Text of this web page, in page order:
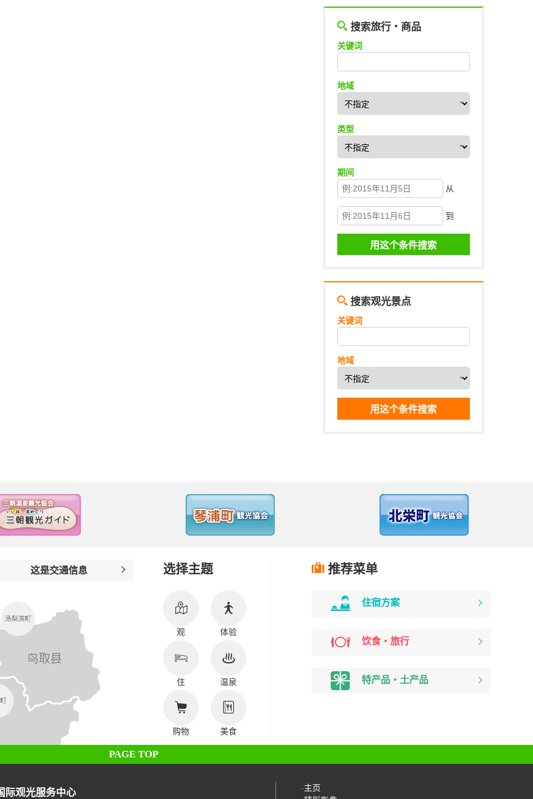
搜索旅行・商品
关键词
地域
类型
期间
从
到
搜索观光景点
关键词
地域
这是交通信息 选择主题
观 体验
住 温泉
购物 美食
推荐菜单
住宿方案
饮食・旅行
特产品・土产品
PAGE TOP
际观光服务中心
主页